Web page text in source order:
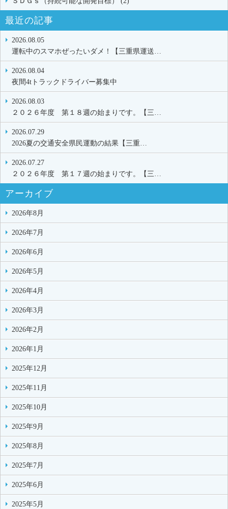
最近の記事
2026.08.05
運転中のスマホぜったいダメ！【三重県運送…
2026.08.04
夜間4tトラックドライバー募集中
2026.08.03
２０２６年度 第１８週の始まりです。【三…
2026.07.29
2026夏の交通安全県民運動の結果【三重…
2026.07.27
２０２６年度 第１７週の始まりです。【三…
アーカイブ
2026年8月
2026年7月
2026年6月
2026年5月
2026年4月
2026年3月
2026年2月
2026年1月
2025年12月
2025年11月
2025年10月
2025年9月
2025年8月
2025年7月
2025年6月
2025年5月